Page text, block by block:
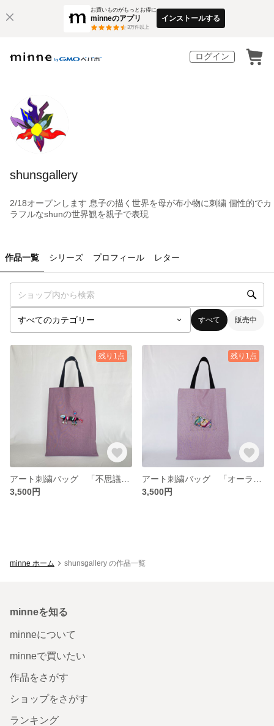
お買いものがもっとお得に
minneのアプリ
3万件以上
インストールする
ログイン
shunsgallery
2/18オープンします 息子の描く世界を母が布小物に刺繍 個性的でカ
ラフルなshunの世界観を親子で表現
作品一覧 シリーズ プロフィール レター
すべて 販売中
残り1点
3,500円
残り1点
3,500円
minne ホーム shunsgallery の作品一覧
minneを知る
minneについて
minneで買いたい
作品をさがす
ショップをさがす
ランキング